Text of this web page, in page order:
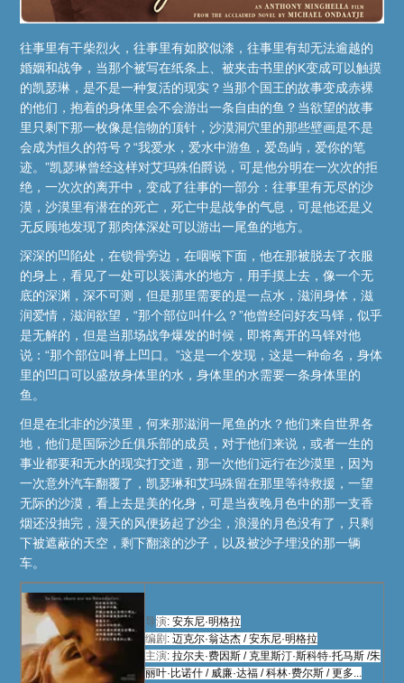
往事里有干柴烈火，往事里有如胶似漆，往事里有却无法逾越的
婚姻和战争，当那个被写在纸条上、被夹击书里的K变成可以触摸
的凯瑟琳，是不是一种复活的现实？当那个国王的故事变成赤裸
的他们，抱着的身体里会不会游出一条自由的鱼？当欲望的故事
里只剩下那一枚像是信物的顶针，沙漠洞穴里的那些壁画是不是
会成为恒久的符号？“我爱水，爱水中游鱼，爱岛屿，爱你的笔
迹。”凯瑟琳曾经这样对艾玛殊伯爵说，可是他分明在一次次的拒
绝，一次次的离开中，变成了往事的一部分：往事里有无尽的沙
漠，沙漠里有潜在的死亡，死亡中是战争的气息，可是他还是义
无反顾地发现了那肉体深处可以游出一尾鱼的地方。
深深的凹陷处，在锁骨旁边，在咽喉下面，他在那被脱去了衣服
的身上，看见了一处可以装满水的地方，用手摸上去，像一个无
底的深渊，深不可测，但是那里需要的是一点水，滋润身体，滋
润爱情，滋润欲望，“那个部位叫什么？”他曾经问好友马铎，似乎
是无解的，但是当那场战争爆发的时候，即将离开的马铎对他
说：“那个部位叫脊上凹口。”这是一个发现，这是一种命名，身体
里的凹口可以盛放身体里的水，身体里的水需要一条身体里的
鱼。
但是在北非的沙漠里，何来那滋润一尾鱼的水？他们来自世界各
地，他们是国际沙丘俱乐部的成员，对于他们来说，或者一生的
事业都要和无水的现实打交道，那一次他们远行在沙漠里，因为
一次意外汽车翻覆了，凯瑟琳和艾玛殊留在那里等待救援，一望
无际的沙漠，看上去是美的化身，可是当夜晚月色中的那一支香
烟还没抽完，漫天的风便扬起了沙尘，浪漫的月色没有了，只剩
下被遮蔽的天空，剩下翻滚的沙子，以及被沙子埋没的那一辆
车。
导演: 安东尼·明格拉
编剧 : 迈克尔·翁达杰 / 安东尼·明格拉
主演: 拉尔夫·费因斯 / 克里斯汀·斯科特·托马斯 /朱
丽叶·比诺什 / 威廉·达福 / 科林·费尔斯 / 更多...